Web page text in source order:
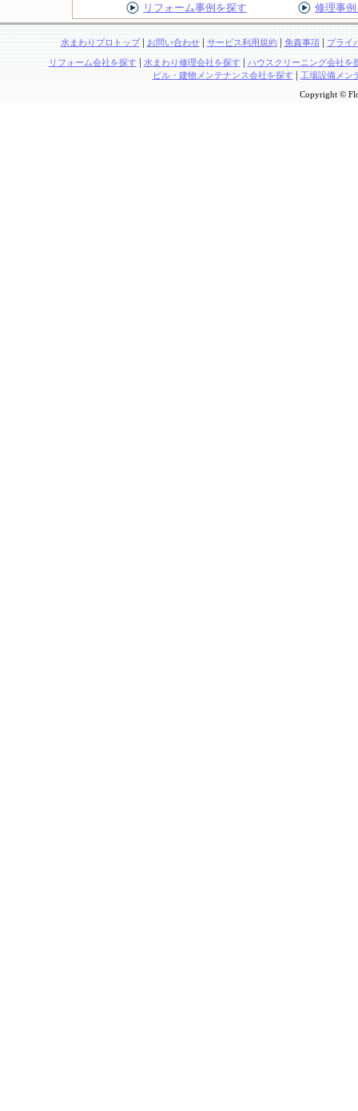
リフォーム事例を探す 修理事
水まわりプロトップ| お問い合わせ| サービス利用規約| 免責事項| プライ
リフォーム会社を探す | 水まわり修理会社を探す | ハウスクリーニング会社を
ビル・建物メンテナンス会社を探す| 工場設備メン
Copyright ©